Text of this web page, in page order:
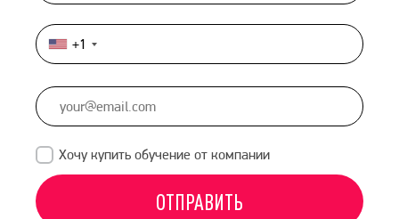
United
States
+1
+1
Хочу купить обучение от компании
ОТПРАВИТЬ